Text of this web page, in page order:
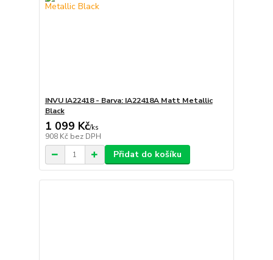
INVU IA22418 - Barva: IA22418A Matt Metallic
Black
1 099 Kč/ks
908 Kč bez DPH
Přidat do košíku